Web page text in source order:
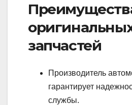
запчастей
Производитель
гарантирует
службы.